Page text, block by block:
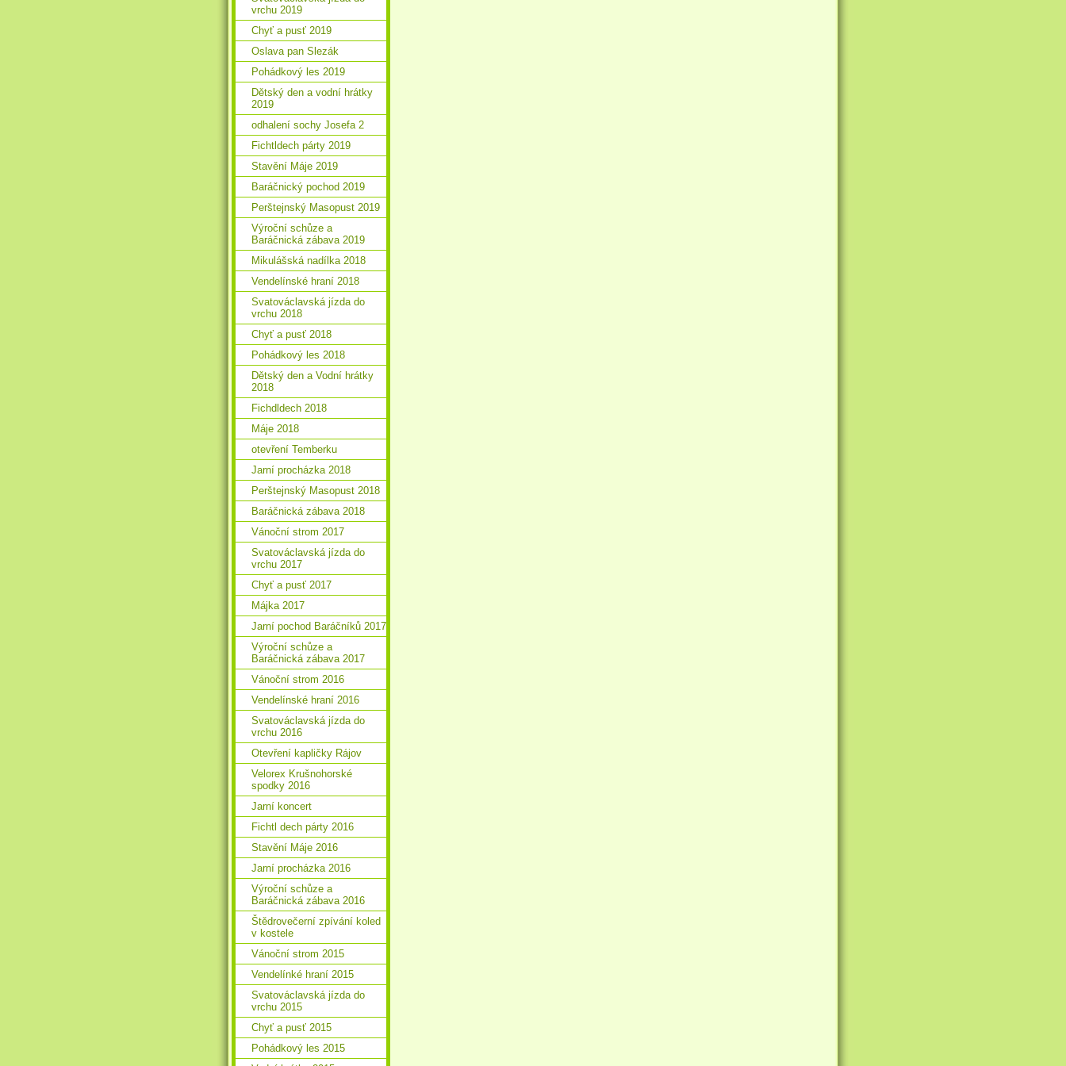
vrchu 2019
Chyť a pusť 2019
Oslava pan Slezák
Pohádkový les 2019
Dětský den a vodní hrátky
2019
odhalení sochy Josefa 2
Fichtldech párty 2019
Stavění Máje 2019
Baráčnický pochod 2019
Perštejnský Masopust 2019
Výroční schůze a
Baráčnická zábava 2019
Mikulášská nadílka 2018
Vendelínské hraní 2018
Svatováclavská jízda do
vrchu 2018
Chyť a pusť 2018
Pohádkový les 2018
Dětský den a Vodní hrátky
2018
Fichdldech 2018
Máje 2018
otevření Temberku
Jarní procházka 2018
Perštejnský Masopust 2018
Baráčnická zábava 2018
Vánoční strom 2017
Svatováclavská jízda do
vrchu 2017
Chyť a pusť 2017
Májka 2017
Jarní pochod Baráčníků 2017
Výroční schůze a
Baráčnická zábava 2017
Vánoční strom 2016
Vendelínské hraní 2016
Svatováclavská jízda do
vrchu 2016
Otevření kapličky Rájov
Velorex Krušnohorské
spodky 2016
Jarní koncert
Fichtl dech párty 2016
Stavění Máje 2016
Jarní procházka 2016
Výroční schůze a
Baráčnická zábava 2016
Štědrovečerní zpívání koled
v kostele
Vánoční strom 2015
Vendelínké hraní 2015
Svatováclavská jízda do
vrchu 2015
Chyť a pusť 2015
Pohádkový les 2015